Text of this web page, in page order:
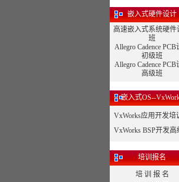
嵌入式硬件设计
高速嵌入式系统硬件
班
Allegro Cadence PCB
初级班
Allegro Cadence PCB
高级班
嵌入式OS--
VxWorks应用开发培
VxWorks BSP开发高
培训报名
培 训 报 名